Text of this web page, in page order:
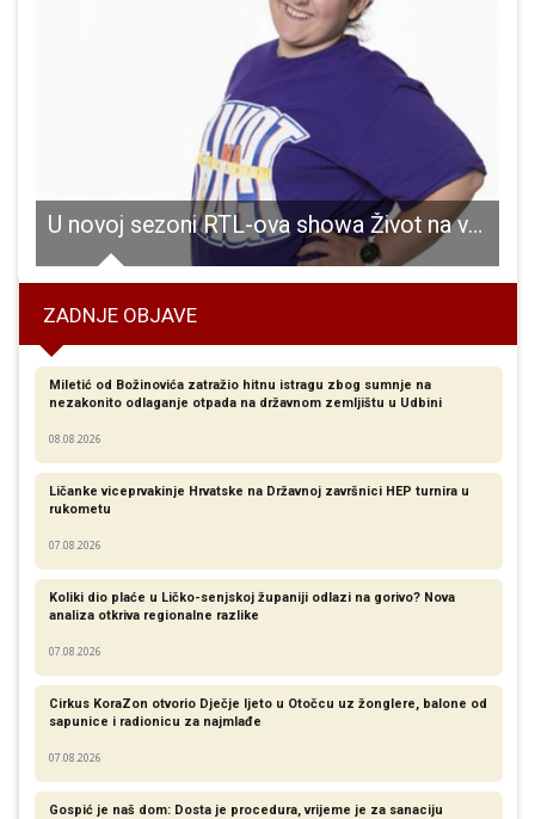
U novoj sezoni RTL-ova showa Život na vagi natječu se i jedna Gospićanka i dvije Senjkinje
ZADNJE OBJAVE
Miletić od Božinovića zatražio hitnu istragu zbog sumnje na
nezakonito odlaganje otpada na državnom zemljištu u Udbini
08.08.2026
Ličanke viceprvakinje Hrvatske na Državnoj završnici HEP turnira u
rukometu
07.08.2026
Koliki dio plaće u Ličko-senjskoj županiji odlazi na gorivo? Nova
analiza otkriva regionalne razlike​
07.08.2026
Cirkus KoraZon otvorio Dječje ljeto u Otočcu uz žonglere, balone od
sapunice i radionicu za najmlađe
07.08.2026
Gospić je naš dom: Dosta je procedura, vrijeme je za sanaciju